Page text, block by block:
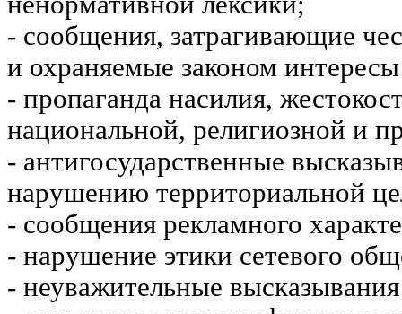
- сообщения, затрагивающие
и охраняемые законом
- пропаганда насилия,
национальной, религиозной и
- антигосударственные
нарушению территориальной
- сообщения рекламного
- нарушение этики сетевого
- неуважительные